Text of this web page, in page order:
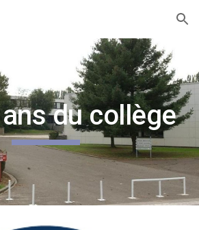
Skip to navigation
du collège